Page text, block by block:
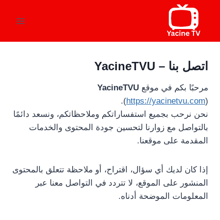
المحتوى
اتصل بنا – YacineTVU
مرحبًا بكم في موقع YacineTVU
(https://yacinetvu.com).
نحن نرحب بجميع استفساراتكم وملاحظاتكم، ونسعد دائمًا
بالتواصل مع زوارنا لتحسين جودة المحتوى والخدمات
المقدمة على موقعنا.
إذا كان لديك أي سؤال، اقتراح، أو ملاحظة تتعلق بالمحتوى
المنشور على الموقع، لا تتردد في التواصل معنا عبر
المعلومات الموضحة أدناه.